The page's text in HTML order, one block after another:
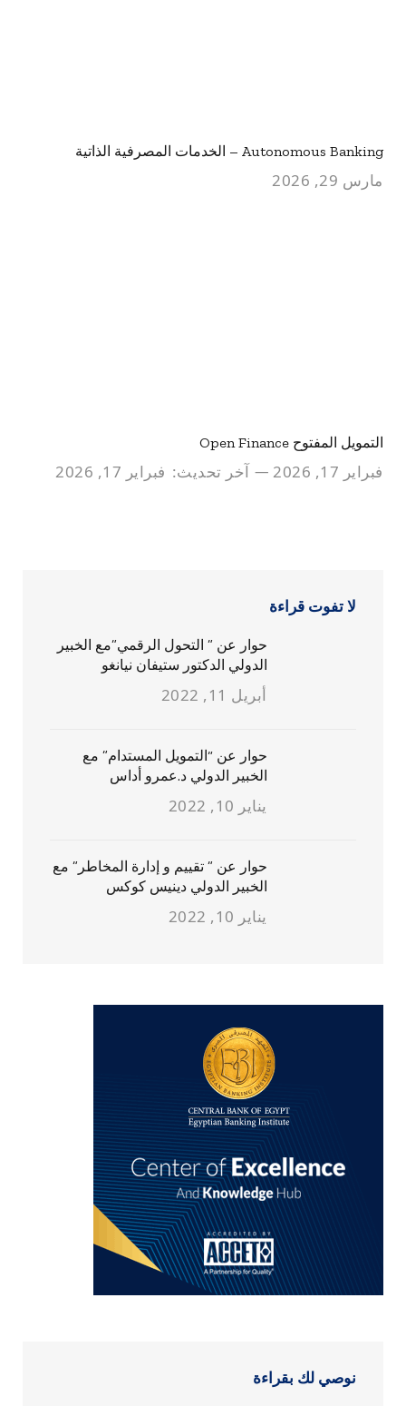
Autonomous Banking – الخدمات المصرفية الذاتية
مارس 29, 2026
التمويل المفتوح Open Finance
فبراير 17, 2026 آخر تحديث: فبراير 17, 2026
لا تفوت قراءة
حوار عن ” التحول الرقمي”مع الخبير
الدولي الدكتور ستيفان نيانغو
أبريل 11, 2022
حوار عن “التمويل المستدام” مع
الخبير الدولي د.عمرو أداس
يناير 10, 2022
حوار عن ” تقييم و إدارة المخاطر” مع
الخبير الدولي دينيس كوكس
يناير 10, 2022
نوصي لك بقراءة